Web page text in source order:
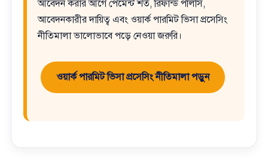
আবেদন করার আগে পেমেন্ট শর্ত, রিফান্ড পলিসি,
আবেদনকারীর দায়িত্ব এবং ওয়ার্ক পারমিট ভিসা প্রসেসিং
নীতিমালা ভালোভাবে পড়ে নেওয়া জরুরি।
ওয়ার্ক পারমিট ভিসা প্রসেসিং নীতিমালা পড়ুন